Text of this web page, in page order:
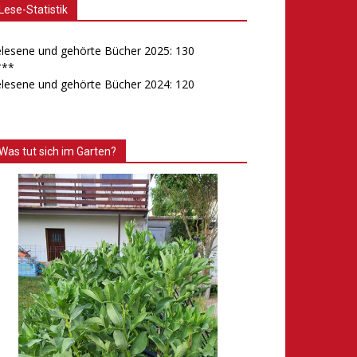
Lese-Statistik
und gehörte Bücher 2025: 130
und gehörte Bücher 2024: 120
tut sich im Garten?